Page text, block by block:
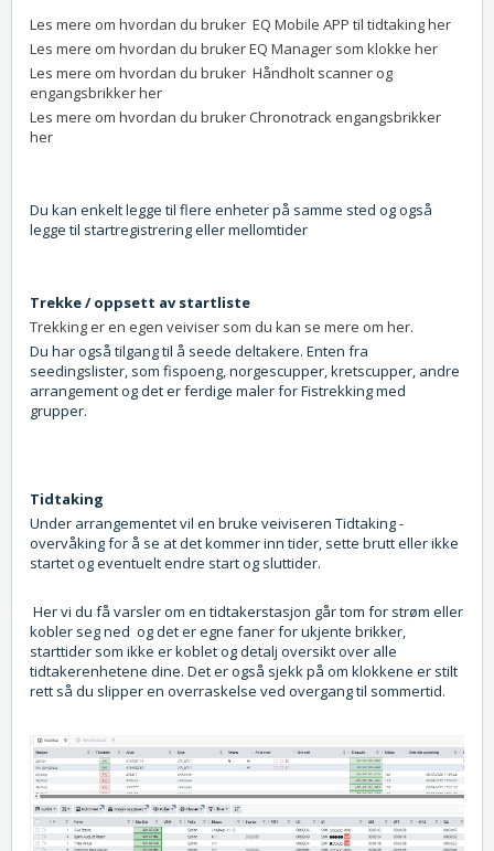
Les mere om hvordan du bruker EQ Mobile APP til tidtaking her
Les mere om hvordan du bruker EQ Manager som klokke her
Les mere om hvordan du bruker Håndholt scanner og
engangsbrikker her
Les mere om hvordan du bruker Chronotrack engangsbrikker
her
Du kan enkelt legge til flere enheter på samme sted og også
legge til startregistrering eller mellomtider
Trekke / oppsett av startliste
Trekking er en egen veiviser som du kan se mere om her.
Du har også tilgang til å seede deltakere. Enten fra
seedingslister, som fispoeng, norgescupper, kretscupper, andre
arrangement og det er ferdige maler for Fistrekking med
grupper.
Tidtaking
Under arrangementet vil en bruke veiviseren Tidtaking -
overvåking for å se at det kommer inn tider, sette brutt eller ikke
startet og eventuelt endre start og sluttider.
Her vi du få varsler om en tidtakerstasjon går tom for strøm eller
kobler seg ned og det er egne faner for ukjente brikker,
starttider som ikke er koblet og detalj oversikt over alle
tidtakerenhetene dine. Det er også sjekk på om klokkene er stilt
rett så du slipper en overraskelse ved overgang til sommertid.